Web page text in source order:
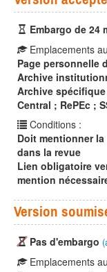
Embargo de 24
Emplacements
Page personnelle
Archive
Archive
Central ; RePEc ;
Conditions :
Doit mentionner
dans la revue
Lien obligatoire
mention
Version
Pas d'embargo
Emplacements